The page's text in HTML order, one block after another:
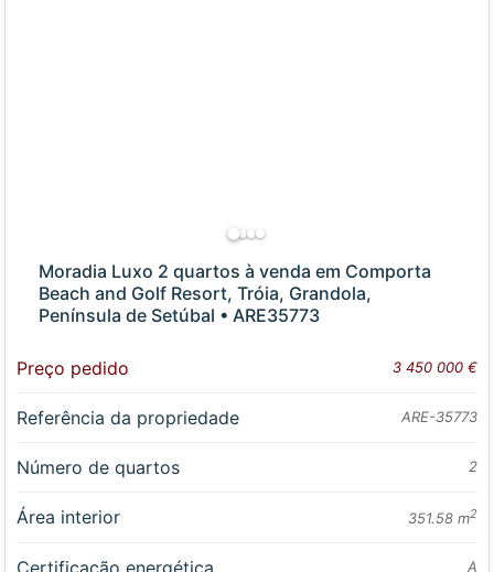
Moradia Luxo 2 quartos à venda em Comporta
Beach and Golf Resort, Tróia, Grandola,
Península de Setúbal • ARE35773
Preço pedido 3 450 000 €
Referência da propriedade ARE-35773
Número de quartos 2
Área interior 351.58 m2
A